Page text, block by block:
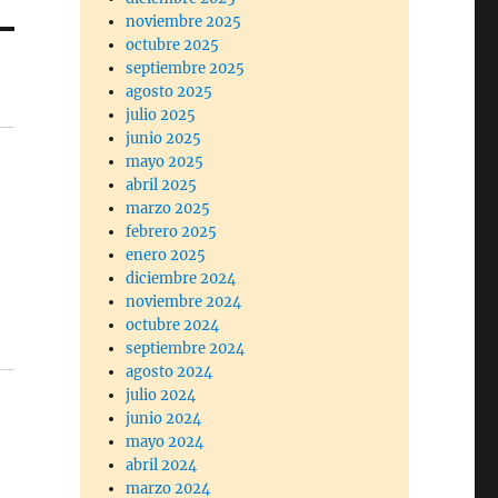
noviembre 2025
octubre 2025
septiembre 2025
agosto 2025
julio 2025
junio 2025
mayo 2025
abril 2025
marzo 2025
febrero 2025
enero 2025
diciembre 2024
noviembre 2024
octubre 2024
septiembre 2024
agosto 2024
julio 2024
junio 2024
mayo 2024
abril 2024
marzo 2024